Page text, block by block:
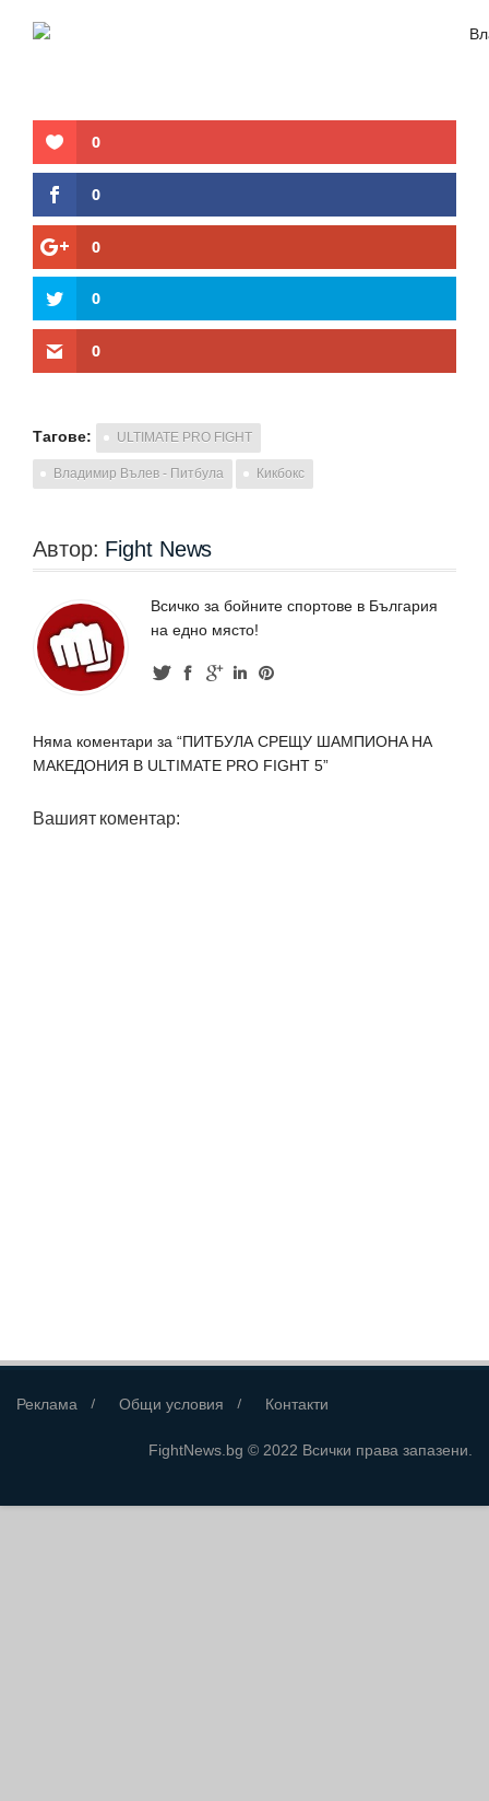
0
0
0
0
0
Тагове: ULTIMATE PRO FIGHT
Владимир Вълeв - Питбула Кикбокс
Автор: Fight News
Всичко за бойните спортове в България
на едно място!
Няма коментари за “ПИТБУЛА СРЕЩУ ШАМПИОНA НА
МАКЕДОНИЯ В ULTIMATE PRO FIGHT 5”
Вашият коментар:
Реклама Общи условия Контакти
FightNews.bg © 2022 Всички права запазени.